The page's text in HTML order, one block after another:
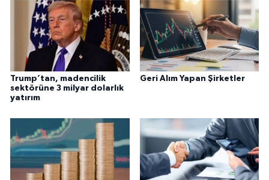
Trump’tan, madencilik
sektörüne 3 milyar dolarlık
yatırım
Geri Alım Yapan Şirketler